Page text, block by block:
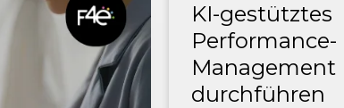
KI-gestütztes
Performance-
Management
durchführen